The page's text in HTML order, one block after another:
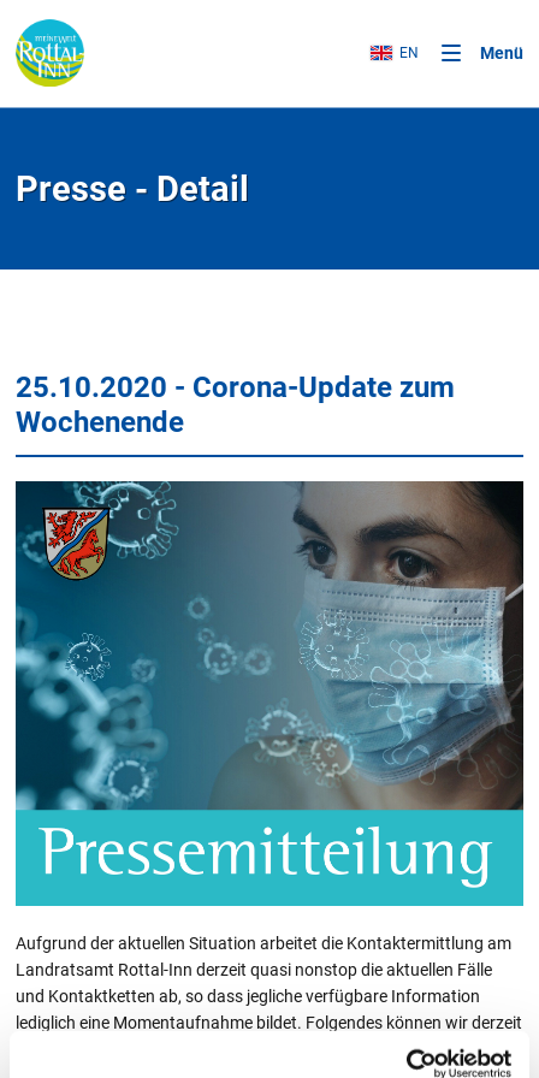
EN Menü
Presse - Detail
25.10.2020 - Corona-Update zum
Wochenende
Aufgrund der aktuellen Situation arbeitet die Kontaktermittlung am
Landratsamt Rottal-Inn derzeit quasi nonstop die aktuellen Fälle
und Kontaktketten ab, so dass jegliche verfügbare Information
lediglich eine Momentaufnahme bildet. Folgendes können wir derzeit